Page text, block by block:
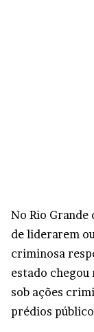
No Rio Grande
de liderarem
criminosa
estado
sob ações
prédios